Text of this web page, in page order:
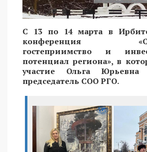
С 13 по 14 марта в
конференция
гостеприимство и
потенциал региона», в
участие Ольга Юрьевна
председатель СОО РГО.